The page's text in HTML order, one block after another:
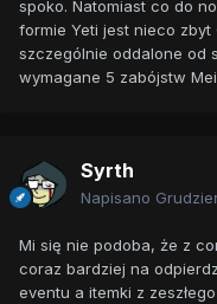
spoko. Natomiast co do
formie Yeti jest nieco zbyt
szczególnie oddalone od
wymagane 5 zabójstw Mei
Syrth
Napisano
Mi się nie podoba, że z
coraz bardziej na
eventu a itemki z